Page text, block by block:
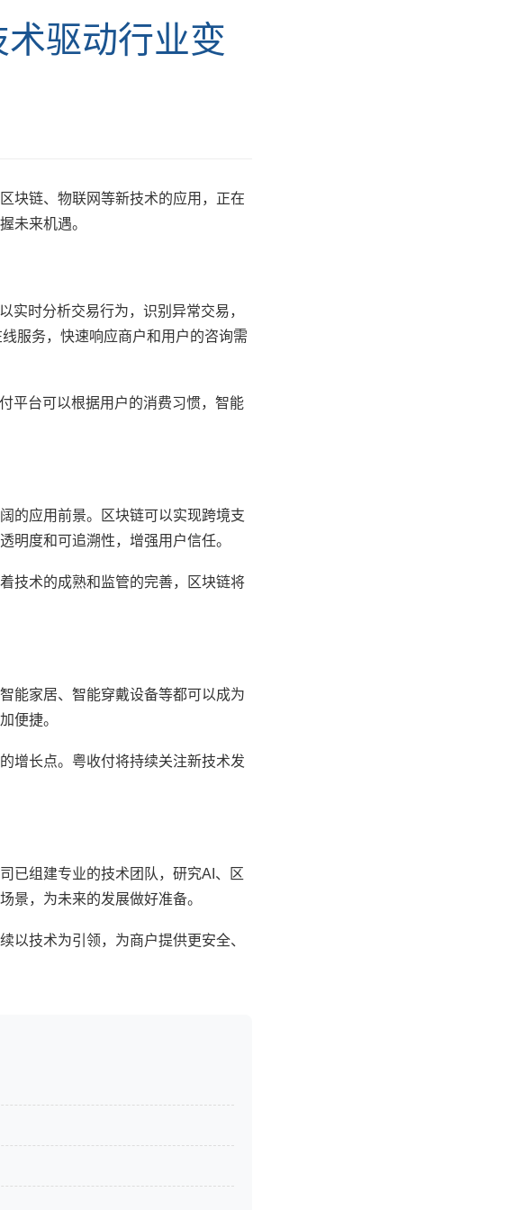
驱动行业变
块链、物联网等新技术的应用，正在
未来机遇。
实时分析交易行为，识别异常交易，
服务，快速响应商户和用户的咨询需
平台可以根据用户的消费习惯，智能
的应用前景。区块链可以实现跨境支
明度和可追溯性，增强用户信任。
技术的成熟和监管的完善，区块链将
能家居、智能穿戴设备等都可以成为
便捷。
增长点。粤收付将持续关注新技术发
已组建专业的技术团队，研究AI、区
景，为未来的发展做好准备。
以技术为引领，为商户提供更安全、